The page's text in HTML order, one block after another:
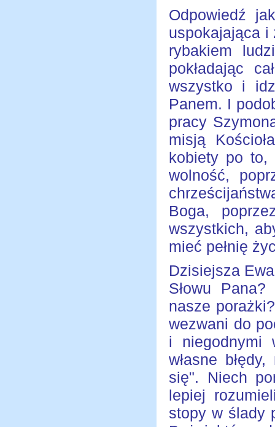
Odpowiedź
uspokajająca i
rybakiem
pokładając
wszystko i
Panem. I
pracy
misją
kobiety po to,
wolność,
Boga,
wszystkich,
mieć pełnię
Dzisiejsza
Słowu
nasze
wezwani do
i niegodnymi
własne
się". Niech
lepiej
stopy w ślady